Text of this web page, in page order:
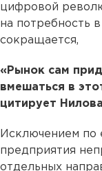
цифровой
на потребность
сокращается,
«Рынок сам
вмешаться в
цитирует
Исключением по
предприятия
отдельных